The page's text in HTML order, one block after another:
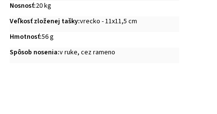
Nosnosť:20 kg
Veľkosť zloženej tašky:vrecko - 11x11,5 cm
Hmotnosť:56 g
Spôsob nosenia:v ruke, cez rameno